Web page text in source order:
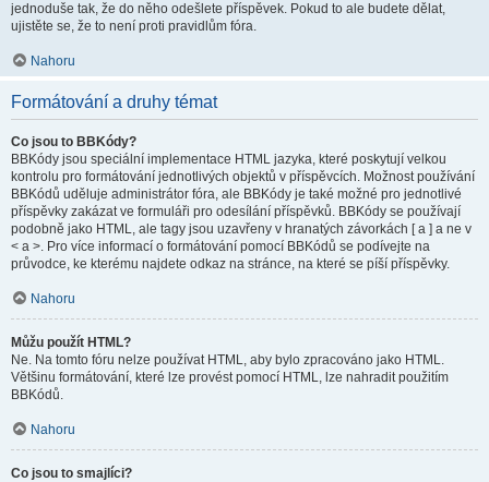
jednoduše tak, že do něho odešlete příspěvek. Pokud to ale budete dělat,
ujistěte se, že to není proti pravidlům fóra.
Nahoru
Formátování a druhy témat
Co jsou to BBKódy?
BBKódy jsou speciální implementace HTML jazyka, které poskytují velkou
kontrolu pro formátování jednotlivých objektů v příspěvcích. Možnost používání
BBKódů uděluje administrátor fóra, ale BBKódy je také možné pro jednotlivé
příspěvky zakázat ve formuláři pro odesílání příspěvků. BBKódy se používají
podobně jako HTML, ale tagy jsou uzavřeny v hranatých závorkách [ a ] a ne v
< a >. Pro více informací o formátování pomocí BBKódů se podívejte na
průvodce, ke kterému najdete odkaz na stránce, na které se píší příspěvky.
Nahoru
Můžu použít HTML?
Ne. Na tomto fóru nelze používat HTML, aby bylo zpracováno jako HTML.
Většinu formátování, které lze provést pomocí HTML, lze nahradit použitím
BBKódů.
Nahoru
Co jsou to smajlíci?